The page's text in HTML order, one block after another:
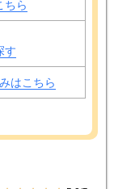
ちら
す
はこちら